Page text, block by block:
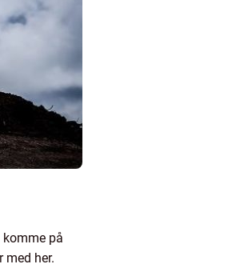
komme på
med her.